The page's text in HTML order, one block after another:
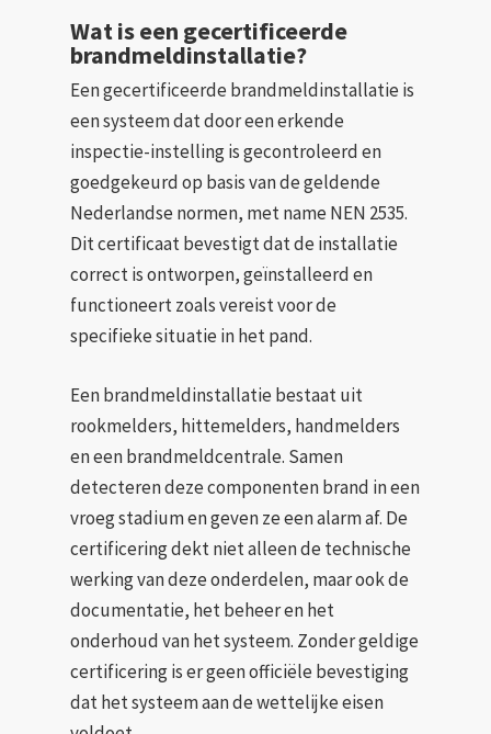
Wat is een gecertificeerde
brandmeldinstallatie?
Een gecertificeerde brandmeldinstallatie is
een systeem dat door een erkende
inspectie-instelling is gecontroleerd en
goedgekeurd op basis van de geldende
Nederlandse normen, met name NEN 2535.
Dit certificaat bevestigt dat de installatie
correct is ontworpen, geïnstalleerd en
functioneert zoals vereist voor de
specifieke situatie in het pand.
Een brandmeldinstallatie bestaat uit
rookmelders, hittemelders, handmelders
en een brandmeldcentrale. Samen
detecteren deze componenten brand in een
vroeg stadium en geven ze een alarm af. De
certificering dekt niet alleen de technische
werking van deze onderdelen, maar ook de
documentatie, het beheer en het
onderhoud van het systeem. Zonder geldige
certificering is er geen officiële bevestiging
dat het systeem aan de wettelijke eisen